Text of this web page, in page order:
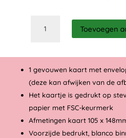
aantal
Toevoegen
1 gevouwen kaart met
(deze kan afwijken van de
Het kaartje is gedrukt op
papier met FSC-keurmerk
Afmetingen kaart 105 x
Voorzijde bedrukt, blanco